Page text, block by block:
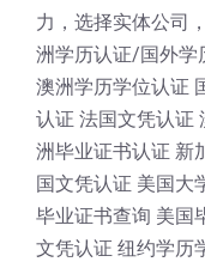
力，选择实体公司
洲学历认证/国外学
澳洲学历学位认证
认证 法国文凭认证
洲毕业证书认证 新
国文凭认证 美国大
毕业证书查询 美国
文凭认证 纽约学历